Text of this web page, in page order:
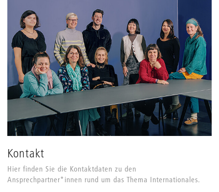
Kontakt
Hier finden Sie die Kontaktdaten zu den
Ansprechpartner*innen rund um das Thema Internationales.